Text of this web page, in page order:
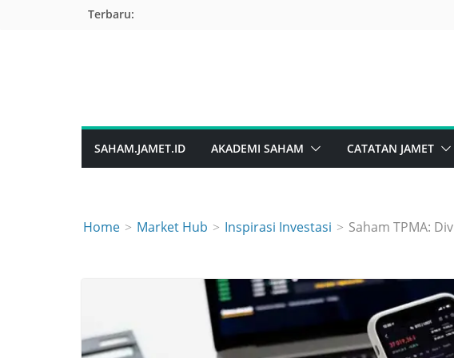
Terbaru:
SAHAM.JAMET.ID AKADEMI SAHAM CATATAN JAMET
Home Market Hub Inspirasi Investasi Saham TPMA: